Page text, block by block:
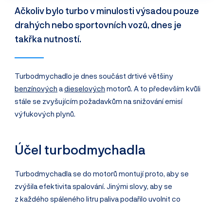
Ačkoliv bylo turbo v minulosti výsadou pouze
drahých nebo sportovních vozů, dnes je
takřka nutností.
Turbodmychadlo je dnes součást drtivé většiny
benzínových adieselových motorů. A to především kvůli
stále se zvyšujícím požadavkům na snižování emisí
výfukových plynů.
Účel turbodmychadla
Turbodmychadla se do motorů montují proto, aby se
zvýšila efektivita spalování. Jinými slovy, aby se
z každého spáleného litru paliva podařilo uvolnit co